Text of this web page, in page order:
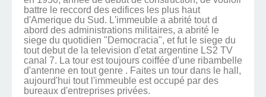
battre le reccord des edifices les plus haut
d'Amerique du Sud. L'immeuble a abrité tout d
abord des administrations militaires, a abrité le
siege du quotidien "Democracia", et fut le siege du
tout debut de la television d'etat argentine LS2 TV
canal 7. La tour est toujours coiffée d'une ribambelle
d'antenne en tout genre . Faites un tour dans le hall,
aujourd'hui tout l'immeuble est occupé par des
bureaux d'entreprises privées.